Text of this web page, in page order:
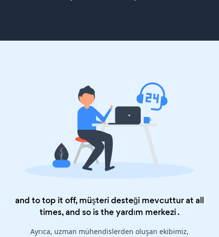
and to top it off, müşteri desteği mevcuttur at all
times, and so is theyardım merkezi.
Ayrıca, uzman mühendislerden oluşan ekibimiz,